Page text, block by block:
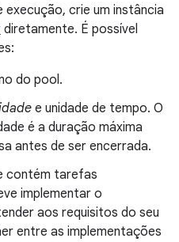
crie um instância
diretamente. É possível
do pool.
e unidade de tempo. O
é a duração máxima
antes de ser encerrada.
contém tarefas
implementar o
aos requisitos do seu
entre as implementações